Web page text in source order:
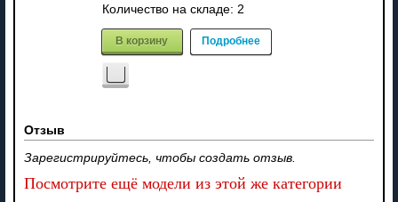
Количество на складе: 2
В корзину Подробнее
Отзыв
Зарегистрируйтесь, чтобы создать отзыв.
Посмотрите ещё модели из этой же категории